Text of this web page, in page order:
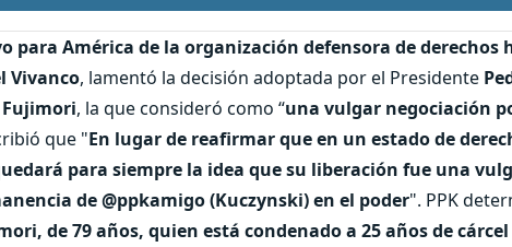
para América de la organización defensora de derechos
Vivanco, lamentó la decisión adoptada por el Presidente
, la que consideró como “una vulgar negociación
que "En lugar de reafirmar que en un estado de
para siempre la idea que su liberación fue una
de @ppkamigo (Kuczynski) en el poder". PPK
de 79 años, quien está condenado a 25 años de